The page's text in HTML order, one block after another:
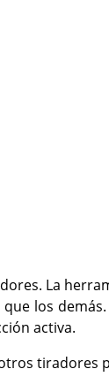
La
los
activa.
tiradores